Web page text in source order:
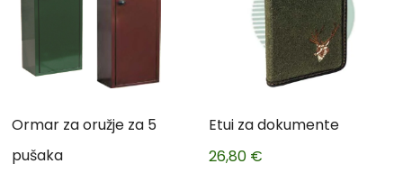
Ormar za oružje za 5
pušaka
Etui za dokumente
26,80 €